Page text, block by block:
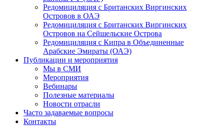
Редомициляция с Британских Виргинских
Островов в ОАЭ
Редомициляция с Британских Виргинских
Островов на Сейшельские Острова
Редомициляция с Кипра в Объединенные
Арабские Эмираты (ОАЭ)
Публикации и мероприятия
Мы в СМИ
Мероприятия
Вебинары
Полезные материалы
Новости отрасли
Часто задаваемые вопросы
Контакты